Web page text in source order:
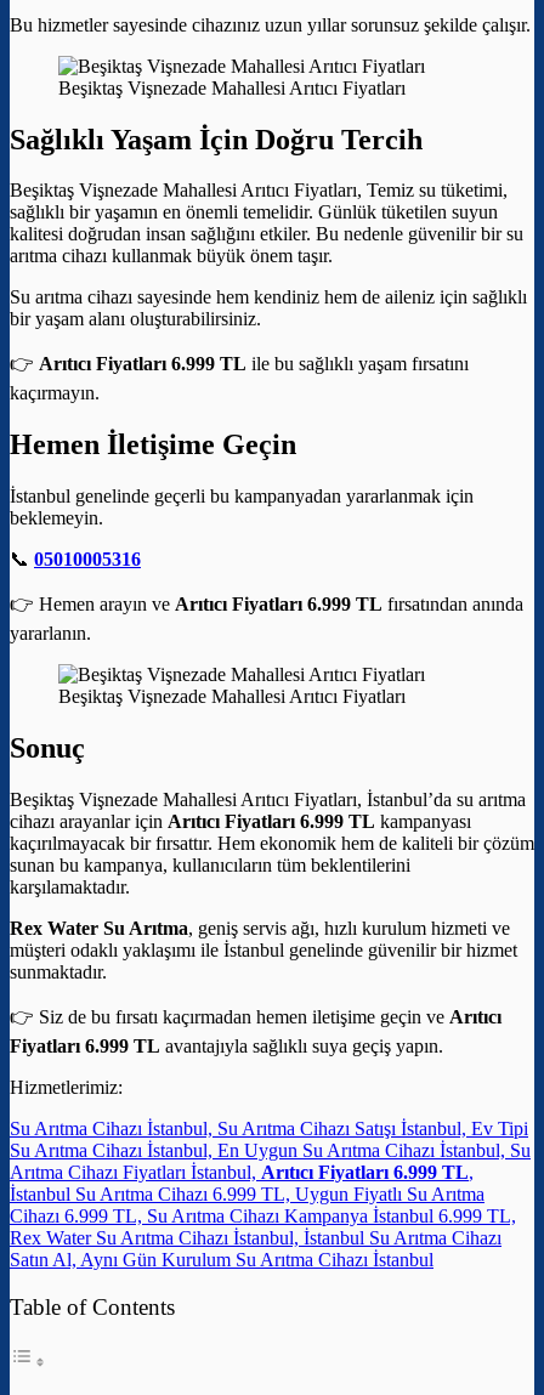
Bu hizmetler sayesinde cihazınız uzun yıllar sorunsuz şekilde çalışır.
Beşiktaş Vişnezade Mahallesi Arıtıcı Fiyatları
Sağlıklı Yaşam İçin Doğru Tercih
Beşiktaş Vişnezade Mahallesi Arıtıcı Fiyatları, Temiz su tüketimi,
sağlıklı bir yaşamın en önemli temelidir. Günlük tüketilen suyun
kalitesi doğrudan insan sağlığını etkiler. Bu nedenle güvenilir bir su
arıtma cihazı kullanmak büyük önem taşır.
Su arıtma cihazı sayesinde hem kendiniz hem de aileniz için sağlıklı
bir yaşam alanı oluşturabilirsiniz.
👉 Arıtıcı Fiyatları 6.999 TL ile bu sağlıklı yaşam fırsatını
kaçırmayın.
Hemen İletişime Geçin
İstanbul genelinde geçerli bu kampanyadan yararlanmak için
beklemeyin.
📞 05010005316
👉 Hemen arayın ve Arıtıcı Fiyatları 6.999 TL fırsatından anında
yararlanın.
Beşiktaş Vişnezade Mahallesi Arıtıcı Fiyatları
Sonuç
Beşiktaş Vişnezade Mahallesi Arıtıcı Fiyatları, İstanbul’da su arıtma
cihazı arayanlar için Arıtıcı Fiyatları 6.999 TL kampanyası
kaçırılmayacak bir fırsattır. Hem ekonomik hem de kaliteli bir çözüm
sunan bu kampanya, kullanıcıların tüm beklentilerini
karşılamaktadır.
Rex Water Su Arıtma, geniş servis ağı, hızlı kurulum hizmeti ve
müşteri odaklı yaklaşımı ile İstanbul genelinde güvenilir bir hizmet
sunmaktadır.
👉 Siz de bu fırsatı kaçırmadan hemen iletişime geçin ve Arıtıcı
Fiyatları 6.999 TL avantajıyla sağlıklı suya geçiş yapın.
Hizmetlerimiz:
Su Arıtma Cihazı İstanbul, Su Arıtma Cihazı Satışı İstanbul, Ev Tipi
Su Arıtma Cihazı İstanbul, En Uygun Su Arıtma Cihazı İstanbul, Su
Arıtma Cihazı Fiyatları İstanbul, Arıtıcı Fiyatları 6.999 TL,
İstanbul Su Arıtma Cihazı 6.999 TL, Uygun Fiyatlı Su Arıtma
Cihazı 6.999 TL, Su Arıtma Cihazı Kampanya İstanbul 6.999 TL,
Rex Water Su Arıtma Cihazı İstanbul, İstanbul Su Arıtma Cihazı
Satın Al, Aynı Gün Kurulum Su Arıtma Cihazı İstanbul
Table of Contents